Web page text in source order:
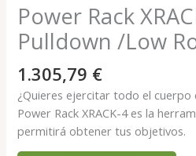
Power Rack
Pulldown /Low
1.305,79 €
¿Quieres ejercitar todo el cuerpo
Power Rack XRACK-4 es la
permitirá obtener tus objetivos.